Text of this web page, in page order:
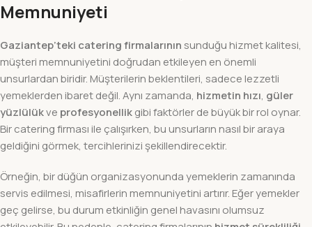
Memnuniyeti
Gaziantep’teki catering firmalarının sunduğu hizmet kalitesi,
müşteri memnuniyetini doğrudan etkileyen en önemli
unsurlardan biridir. Müşterilerin beklentileri, sadece lezzetli
yemeklerden ibaret değil. Aynı zamanda, hizmetin hızı, güler
yüzlülükve profesyonellikgibi faktörler de büyük bir rol oynar.
Bir catering firması ile çalışırken, bu unsurların nasıl bir araya
geldiğini görmek, tercihlerinizi şekillendirecektir.
Örneğin, bir düğün organizasyonunda yemeklerin zamanında
servis edilmesi, misafirlerin memnuniyetini artırır. Eğer yemekler
geç gelirse, bu durum etkinliğin genel havasını olumsuz